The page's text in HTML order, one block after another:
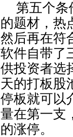
第五个条
的题材，热
然后再在符
软件自带了
供投资者选
天的打板股
停板就可以
量在第一支
的涨停。